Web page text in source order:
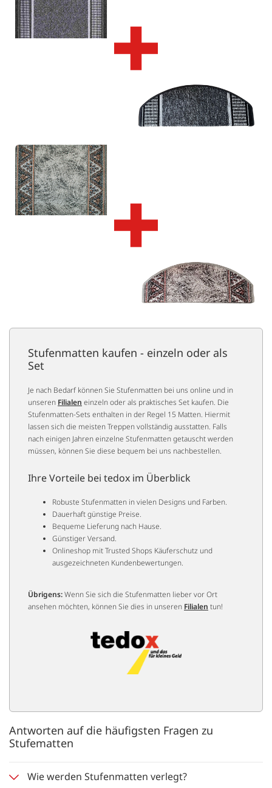
Stufenmatten kaufen - einzeln oder als
Set
Je nach Bedarf können Sie Stufenmatten bei uns online und in
unseren Filialen einzeln oder als praktisches Set kaufen. Die
Stufenmatten-Sets enthalten in der Regel 15 Matten. Hiermit
lassen sich die meisten Treppen vollständig ausstatten. Falls
nach einigen Jahren einzelne Stufenmatten getauscht werden
müssen, können Sie diese bequem bei uns nachbestellen.
Ihre Vorteile bei tedox im Überblick
Robuste Stufenmatten in vielen Designs und Farben.
Dauerhaft günstige Preise.
Bequeme Lieferung nach Hause.
Günstiger Versand.
Onlineshop mit Trusted Shops Käuferschutz und
ausgezeichneten Kundenbewertungen.
Übrigens:Wenn Sie sich die Stufenmatten lieber vor Ort
ansehen möchten, können Sie dies in unseren Filialen tun!
Antworten auf die häufigsten Fragen zu
Stufematten
Wie werden Stufenmatten verlegt?